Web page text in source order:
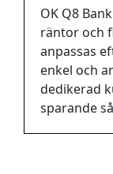
OK Q8
räntor och
anpassas
enkel och
dedikerad
sparande